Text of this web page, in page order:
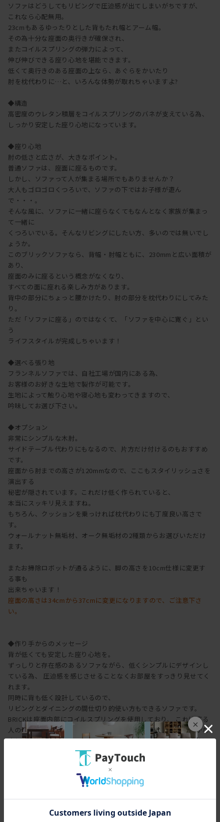
×
ソファはどうしてもリビングで圧迫感が出てしまいがちですが、
これなら心配無用。
23cmもあるゆったりとした背もたれ幅とアーム幅。
その為十分な座面の奥行きが確保され、
またコイルスプリングの弾力によって、
伸び伸びできる座り心地を堪能できます。
低くて奥行きのある座面の上なら、あぐらをかいたり
肘を枕代わりに…と、いろんな体勢が取れちゃいますよ?
◆構造
高密度のウレタン積層をコイルスプリングのバネが支えている為、
しっかり安定した座り心地になっています。
◆座り心地
肘の低さと広さが、大きなポイント。
普通ソファは、座面に座るものです。
しかし、ソファって人が集まる場所でもありませんか？
大人もゴロゴロくつろいで、ソファの下ではお子様が遊ん
で・・・。
そんな風に、ソファに一緒に座らなくてもなんとなく家族が集まっ
て一緒に
くつろいでいる。そんなリビングにしたい方、多いのでは無いでし
ょうか。
このブリックソファなら、背幅・肘幅ともに、230mmと広い面積が
あり、
座面のみに座るという概念がなくなり、
すべての面に座れる楽しみ方があります。
背中の部分にちょっと腰かけたり、肘の部分を枕代わりにしてみた
り。
ただ「ソファに座る」のではなくて、「ソファを中心に寛ぐ」とい
う
ライフスタイルが完成しちゃいます！
◆選べる張り地
フランネルソファでは、自社工場が国内にある為、
お客様のお好きな生地で製作が可能です。
生地によって触り心地や寝心地も変わってきますので、
吟味してお選び下さい。
◆オプション
非常にシンプルな木肘。
サイドテーブル代わりにもなるので、片方だけ付けるのもおすすめ
です。
座面から肘までの高さが120mmなので、ここもスタイリッシュさを
演出する
秘密が隠されています。これだけ低く作られていると、
本当にスッキリ見えますね。
もちろん、クッションを乗っければ枕代わりにも丁度良い高さで
す。
ウォールナット無垢材、オーク無垢材の2種類からお選びいただけ
ます。
またお掃除ロボットが通るように、脚の高さを10cm仕様に変更す
る事も
出来ちゃいます！
座面の高さは34cmから37cmに変更になりますので、ご注意下さ
い。
◆作り手からのメッセージ
背が低くても安定した座り心地を。
ずっしりと存在感のあるソファながら、低くシンプルにデザインし
ている為、 圧迫感を感じさせることなくお部屋をすっきり見せてく
れます。
同時に背も低く設計しているので、
リビングとダイニングの間仕切り的使い方もできるソファです。
BRICKは座面内部にコイルスプリングを使用しており、 これは座る
人の体圧をまんべんなく分散させて受け止める働きがあり柔らかな
座り心地で、なおかつ長く座っていても疲れにくいという特徴があ
また、肘の高さは、寝そべったとき頭を乗せるのにちょうど良い高
さで、思わずうたた寝したくなることでしょう。
GROUP2 - FHシリーズ･ GROUP4 - FRシリーズ･ GROUP4 - GXシリ